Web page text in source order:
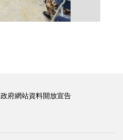
政府網站資料開放宣告